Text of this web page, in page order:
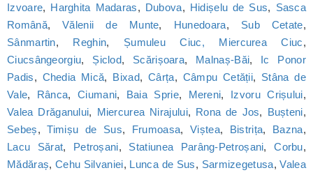
Izvoare, Harghita Madaras, Dubova, Hidișelu de Sus, Sasca
Română,Vălenii de Munte, Hunedoara, Sub Cetate,
Sânmartin, Reghin, Șumuleu Ciuc, Miercurea Ciuc,
Ciucsângeorgiu, Șiclod, Scărișoara, Malnaș-Băi, Ic Ponor
Padis, Chedia Mică, Bixad,Cârța, Câmpu Cetății, Stâna de
Vale, Rânca,Ciumani, Baia Sprie, Mereni, Izvoru Crișului,
Valea Drăganului, Miercurea Nirajului, Rona de Jos, Bușteni,
Sebeș,Timișu de Sus, Frumoasa,Viștea, Bistrița, Bazna,
Lacu Sărat, Petroșani, Statiunea Parâng-Petroșani,Corbu,
Mădăraș,Cehu Silvaniei, Lunca de Sus, Sarmizegetusa,Valea